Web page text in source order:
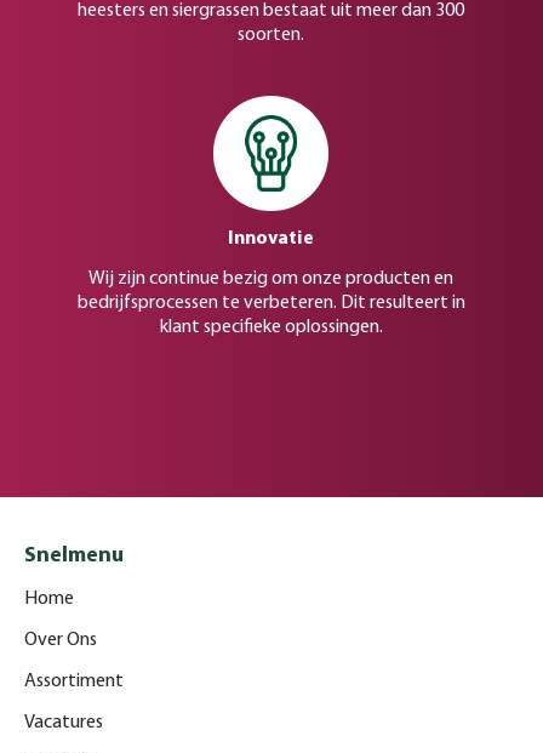
heesters en siergrassen bestaat uit meer dan 300
soorten.
Innovatie
Wij zijn continue bezig om onze producten en
bedrijfsprocessen te verbeteren. Dit resulteert in
klant specifieke oplossingen.
Snelmenu
Home
Over Ons
Assortiment
Vacatures